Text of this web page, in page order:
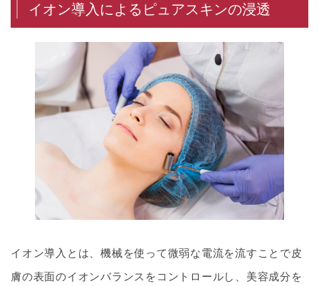
イオン導入によるピュアスキンの浸透
イオン導入とは、機械を使って微弱な電流を流すことで皮
膚の表面のイオンバランスをコントロールし、美容成分を